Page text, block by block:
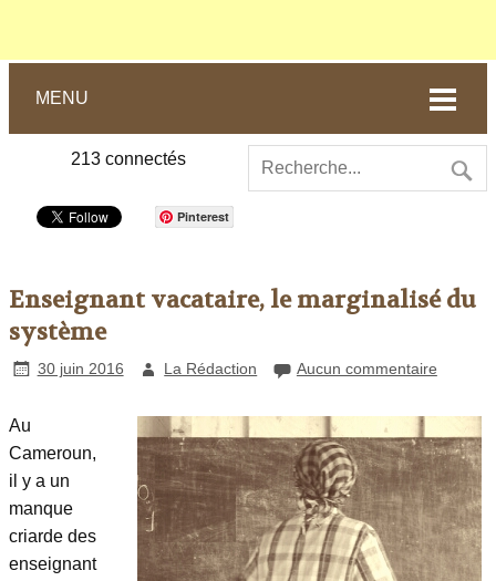
MENU
213 connectés
Pinterest
Enseignant vacataire, le marginalisé du
système
30 juin 2016 La Rédaction Aucun commentaire
Au
Cameroun,
il y a un
manque
criarde des
enseignant